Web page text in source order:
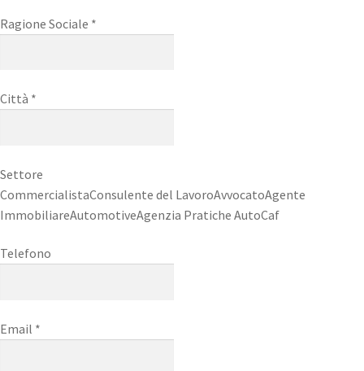
Ragione Sociale *
Città *
Settore
CommercialistaConsulente del LavoroAvvocatoAgente
ImmobiliareAutomotiveAgenzia Pratiche AutoCaf
Telefono
Email *